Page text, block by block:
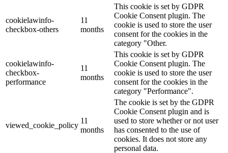
cookielawinfo-
checkbox-others
11
months
This cookie is set by GDPR
Cookie Consent plugin. The
cookie is used to store the user
consent for the cookies in the
category "Other.
cookielawinfo-
checkbox-
performance
11
months
This cookie is set by GDPR
Cookie Consent plugin. The
cookie is used to store the user
consent for the cookies in the
category "Performance".
viewed_cookie_policy
11
months
The cookie is set by the GDPR
Cookie Consent plugin and is
used to store whether or not user
has consented to the use of
cookies. It does not store any
personal data.